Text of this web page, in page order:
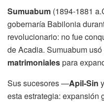
Sumuabum (1894-1881
gobernaría Babilonia
revolucionario: no fue
de Acadia. Sumuabum usó
matrimonialespara
Sus sucesores —Apil-Sin y
esta estrategia: expansión